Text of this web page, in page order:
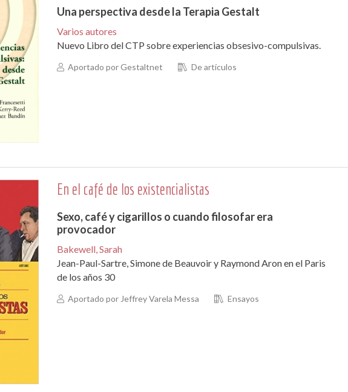
Una perspectiva desde la Terapia Gestalt
Varios autores
Nuevo Libro del CTP sobre experiencias obsesivo-compulsivas.
Aportado por Gestaltnet De artículos
En el café de los existencialistas
Sexo, café y cigarillos o cuando filosofar era
provocador
Bakewell, Sarah
Jean-Paul-Sartre, Simone de Beauvoir y Raymond Aron en el Paris
de los años 30
Aportado por Jeffrey Varela Messa Ensayos